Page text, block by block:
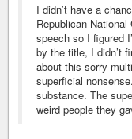
I didn’t have a
Republican National
speech so I figured
by the title, I didn’t
about this sorry
superficial
substance. The
weird people they